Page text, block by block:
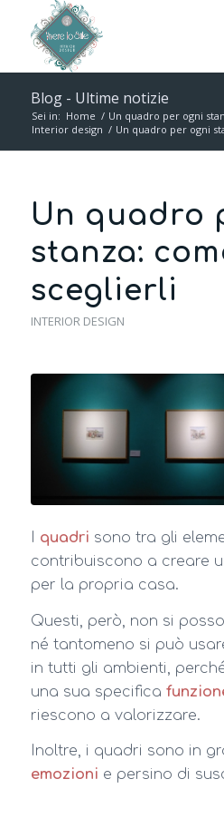
Blog - Ultime notizie
Sei in: Home / Un quadro per ogni
Interior design / Un quadro per ogni
Un quadro
stanza:
sceglierli
INTERIOR DESIGN
I quadri sono tra gli
contribuiscono a creare
per la propria casa.
Questi, però, non si
né tantomeno si può
in tutti gli ambienti,
una sua specifica
riescono a valorizzare.
Inoltre, i quadri sono in
emozioni e persino di